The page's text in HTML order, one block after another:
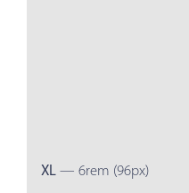
XL — 6rem (96px)